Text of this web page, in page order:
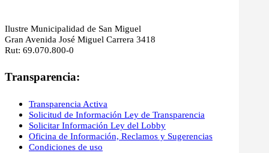
Ilustre Municipalidad de San Miguel
Gran Avenida José Miguel Carrera 3418
Rut: 69.070.800-0
Transparencia:
Transparencia Activa
Solicitud de Información Ley de Transparencia
Solicitar Información Ley del Lobby
Oficina de Información, Reclamos y Sugerencias
Condiciones de uso